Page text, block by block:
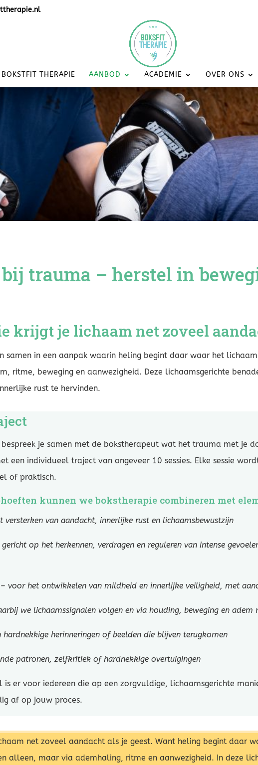
BOKSTFIT THERAPIE AANBOD ACADEMIE OVER ONS
trauma – herstel in
krijgt je lichaam net zoveel
samen in een aanpak waarin heling begint daar waar het
ritme, beweging en aanwezigheid. Deze lichaamsgerichte
rust te hervinden.
je samen met de bokstherapeut wat het trauma met je
een individueel traject van ongeveer 10 sessies. Elke sessie
of praktisch.
kunnen we bokstherapie combineren met
versterken van aandacht, innerlijke rust en lichaamsbewustzijn
gericht op het herkennen, verdragen en reguleren van intense
– voor het ontwikkelen van mildheid en innerlijke veiligheid, met
we lichaamssignalen volgen en via houding, beweging en adem
herinneringen of beelden die blijven terugkomen
patronen, zelfkritiek of hardnekkige overtuigingen
is er voor iedereen die op een zorgvuldige, lichaamsgerichte
af op jouw proces.
net zoveel aandacht als je geest. Want heling begint daar
alleen, maar via ademhaling, ritme en aanwezigheid. In deze